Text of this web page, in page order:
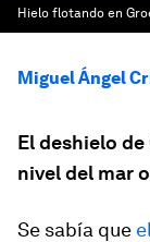
Hielo flotando en
Miguel Ángel
El deshielo
nivel del mar
Se sabía que